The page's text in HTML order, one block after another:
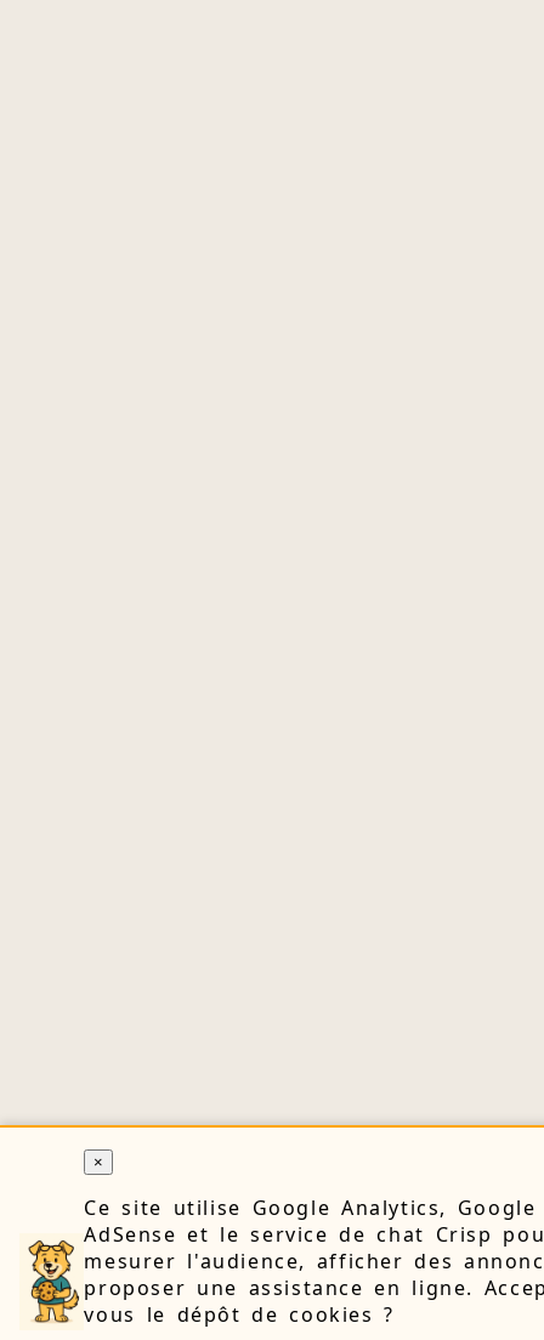
×
Ce site utilise Google Analytics, Google
AdSense et le service de chat Crisp
mesurer l'audience, afficher des
proposer une assistance en ligne.
vous le dépôt de cookies ?